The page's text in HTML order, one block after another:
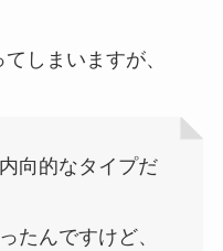
しまいますが、
向的なタイプだ
たんですけど、